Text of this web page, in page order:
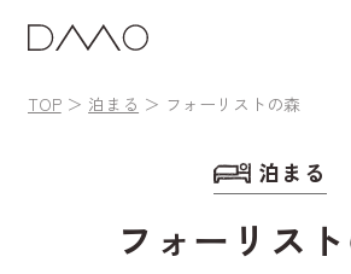
TOP 泊まる フォーリストの森
泊まる
フォーリス